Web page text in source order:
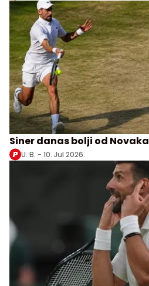
Siner danas bolji od Novaka
U. B. - 10. Jul 2026.